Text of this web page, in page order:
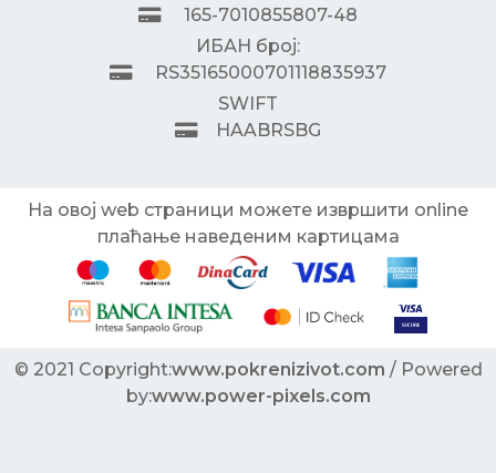
165-7010855807-48
ИБАН број:
RS35165000701118835937
SWIFT
HAABRSBG
На овој web страници можете извршити online
плаћање наведеним картицама
© 2021 Copyright:www.pokrenizivot.com / Powered
by:www.power-pixels.com